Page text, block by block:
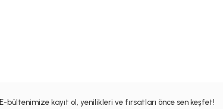
E-bültenimize kayıt ol, yenilikleri ve fırsatları önce sen keşfet!